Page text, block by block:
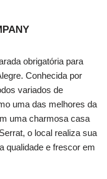
obrigatória para
Conhecida por
variados de
uma das melhores da
uma charmosa casa
o local realiza sua
qualidade e frescor em